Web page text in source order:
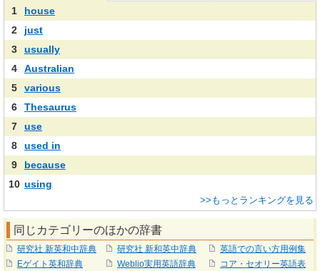
1
house
2
just
3
usually
4
Australian
5
various
6
Thesaurus
7
use
8
used in
9
because
10 using
>>もっとランキングを見る
同じカテゴリーのほかの辞書
研究社 新英和中辞典
Eゲイト英和辞典
研究社 新和英中辞典
Weblio実用英語辞典
英語での言い方用例集
コア・セオリー英語表